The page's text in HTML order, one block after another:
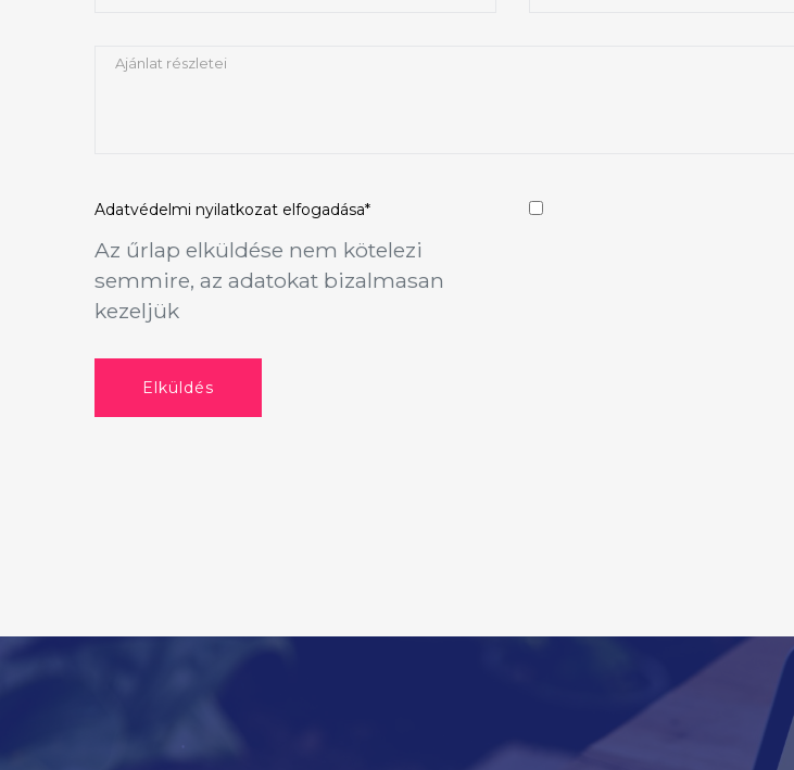
Adatvédelmi nyilatkozat elfogadása*
Az űrlap elküldése nem kötelezi
semmire, az adatokat bizalmasan
kezeljük
Elküldés